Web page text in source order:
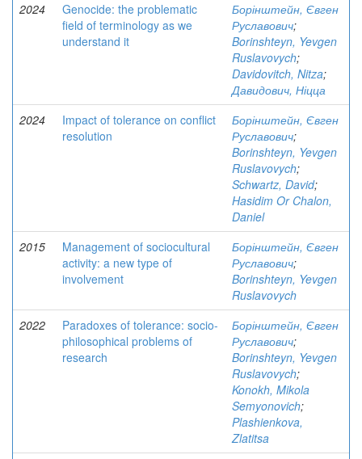
2024
Genocide: the problematic
field of terminology as we
understand it
Борінштейн, Євген
Руславович;
Borinshteyn, Yevgen
Ruslavovych;
Davidovitch, Nitza;
Давидович, Ніцца
2024
Impact of tolerance on conflict
resolution
Борінштейн, Євген
Руславович;
Borinshteyn, Yevgen
Ruslavovych;
Schwartz, David;
Hasidim Or Chalon,
Daniel
2015
Management of sociocultural
activity: a new type of
involvement
Борінштейн, Євген
Руславович;
Borinshteyn, Yevgen
Ruslavovych
2022
Paradoxes of tolerance: socio-
philosophical problems of
research
Борінштейн, Євген
Руславович;
Borinshteyn, Yevgen
Ruslavovych;
Konokh, Mikola
Semyonovich;
Plashienkova,
Zlatitsa